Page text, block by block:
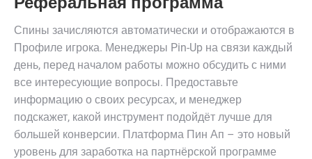
Спины зачисляются автоматически и отображаются в
Профиле игрока. Менеджеры Pin-Up на связи каждый
день, перед началом работы можно обсудить с ними
все интересующие вопросы. Предоставьте
информацию о своих ресурсах, и менеджер
подскажет, какой инструмент подойдёт лучше для
большей конверсии. Платформа Пин Ап – это новый
уровень для заработка на партнёрской программе